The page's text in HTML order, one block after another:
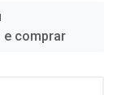
e comprar